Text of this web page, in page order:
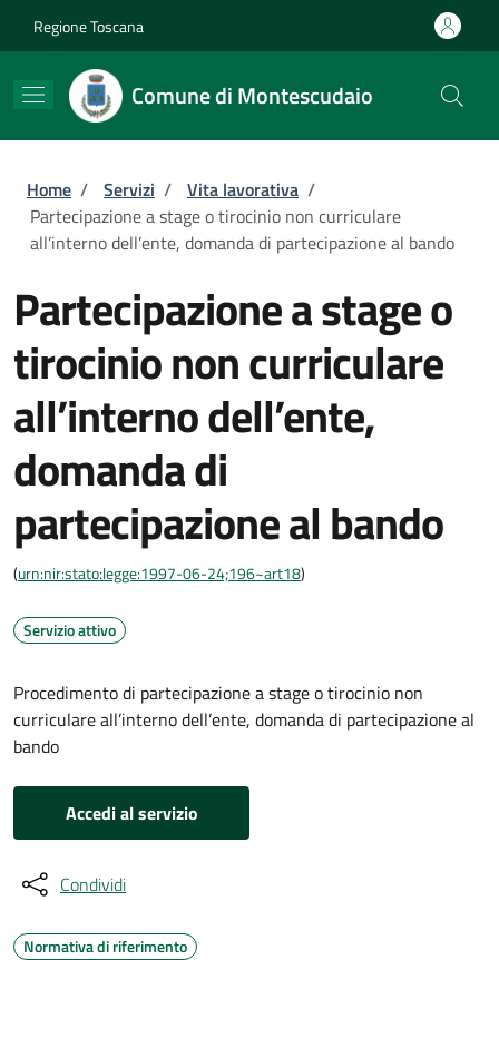
Regione Toscana
Comune di Montescudaio
Briciole di pane
Home / Servizi / Vita lavorativa /
Partecipazione a stage o tirocinio non curriculare
all’interno dell’ente, domanda di partecipazione al bando
Partecipazione a stage o
tirocinio non curriculare
all’interno dell’ente,
domanda di
partecipazione al bando
(urn:nir:stato:legge:1997-06-24;196~art18)
Servizio attivo
Procedimento di partecipazione a stage o tirocinio non
curriculare all’interno dell’ente, domanda di partecipazione al
bando
Accedi al servizio
Condividi
Normativa di riferimento